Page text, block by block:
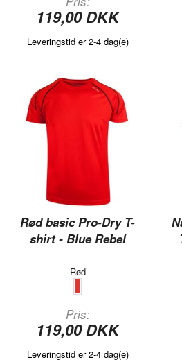
119,00 DKK
Leveringstid er 2-4 dag(e)
Rød basic Pro-Dry T-
shirt - Blue Rebel
Rød
Pris
119,00 DKK
Leveringstid er 2-4 dag(e)